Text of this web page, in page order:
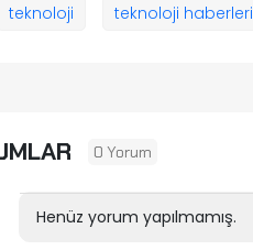
teknoloji teknoloji haberleri
0 Yorum
Henüz yorum yapılmamış.